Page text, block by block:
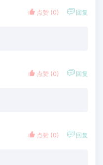
 点赞 (0)  回复
 点赞 (0)  回复
 点赞 (0)  回复